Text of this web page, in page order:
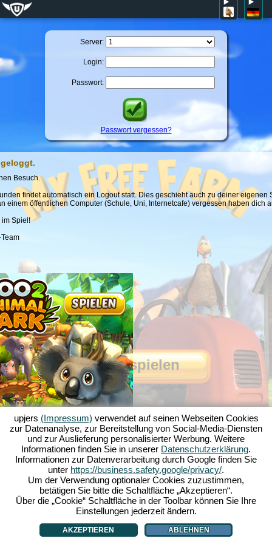
Server:
Login:
Passwort:
Passwort vergessen?
Jetzt spielen
Besuch.
findet automatisch ein Logout statt. Dies geschieht auch zu deiner eigenen
einem öffentlichen Computer (Schule, Uni, Internetcafe) vergessen haben dich
im Spiel!
Über My Free Farm |Die Story zum Browserspiel Die Features|AGB |
Impressum |Datenschutzerklärung|Regeln|Forum|Support|Spielinfo
My Free Farm 2 App|Google Play| App Store|
Browsergames - Upjers.com|Cookies verwalten
upjers (Impressum) verwendet auf seinen Webseiten Cookies
zur Datenanalyse, zur Bereitstellung von Social-Media-Diensten
und zur Auslieferung personalisierter Werbung. Weitere
Informationen finden Sie in unserer Datenschutzerklärung.
Informationen zur Datenverarbeitung durch Google finden Sie
unter https://business.safety.google/privacy/.
Um der Verwendung optionaler Cookies zuzustimmen,
betätigen Sie bitte die Schaltfläche „Akzeptieren“.
Über die „Cookie“ Schaltfläche in der Toolbar können Sie Ihre
Einstellungen jederzeit ändern.
AKZEPTIEREN ABLEHNEN